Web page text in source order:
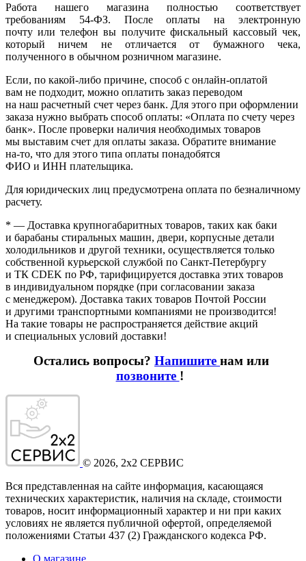
Работа нашего магазина полностью соответствует
требованиям 54-ФЗ. После оплаты на электронную
почту или телефон вы получите фискальный кассовый чек,
который ничем не отличается от бумажного чека,
полученного в обычном розничном магазине.
Если, по какой-либо причине, способ с онлайн-оплатой
вам не подходит, можно оплатить заказ переводом
на наш расчетный счет через банк. Для этого при оформлении
заказа нужно выбрать способ оплаты: «Оплата по счету через
банк». После проверки наличия необходимых товаров
мы выставим счет для оплаты заказа. Обратите внимание
на-то, что для этого типа оплаты понадобятся
ФИО и ИНН плательщика.
Для юридических лиц предусмотрена оплата по безналичному
расчету.
* — Доставка крупногабаритных товаров, таких как баки
и барабаны стиральных машин, двери, корпусные детали
холодильников и другой техники, осуществляется только
собственной курьерской службой по Санкт-Петербургу
и ТК CDEK по РФ, тарифицируется доставка этих товаров
в индивидуальном порядке (при согласовании заказа
с менеджером). Доставка таких товаров Почтой России
и другими транспортными компаниями не производится!
На такие товары не распространяется действие акций
и специальных условий доставки!
Остались вопросы? Напишите нам или
позвоните !
© 2026, 2x2 СЕРВИС
Вся представленная на сайте информация, касающаяся
технических характеристик, наличия на складе, стоимости
товаров, носит информационный характер и ни при каких
условиях не является публичной офертой, определяемой
положениями Статьи 437 (2) Гражданского кодекса РФ.
О магазине